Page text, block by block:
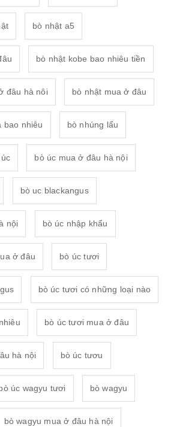
bò nhật a5
bò nhật kobe bao nhiêu tiền
đâu hà nôi bò nhật mua ở đâu
bao nhiêu bò nhúng lẩu
bò úc mua ở đâu hà nội
bò uc blackangus
nội bò úc nhập khẩu
ở đâu bò úc tươi
bò úc tươi có những loại nào
bò úc tươi mua ở đâu
hà nội bò úc tươu
úc wagyu tươi bò wagyu
bò wagyu mua ở đâu hà nội